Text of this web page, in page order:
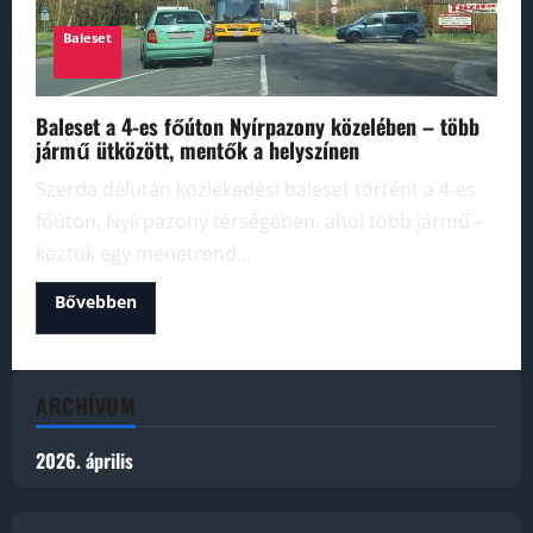
Baleset
Baleset a 4-es főúton Nyírpazony közelében – több
jármű ütközött, mentők a helyszínen
Szerda délután közlekedési baleset történt a 4-es
főúton, Nyírpazony térségében, ahol több jármű –
köztük egy menetrend...
BővebbenRead
about
a
ARCHÍVUM
2026. április